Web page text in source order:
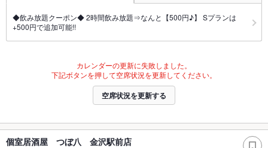
◆飲み放題クーポン◆ 2時間飲み放題⇒なんと【500円♪】 Sプランは
+500円で追加可能!!
カレンダーの更新に失敗しました。
下記ボタンを押して空席状況を更新してください。
空席状況を更新する
個室居酒屋 つぼ八 金沢駅前店